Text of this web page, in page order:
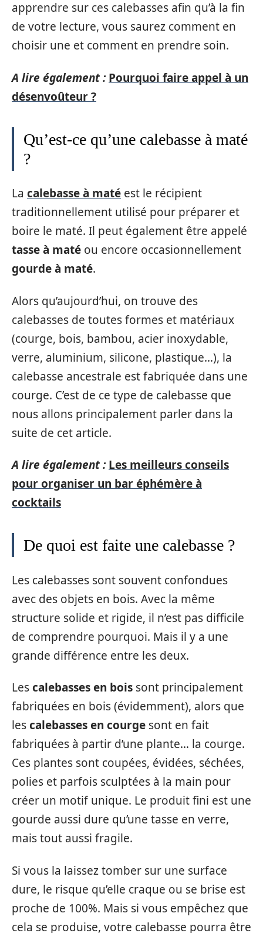
apprendre sur ces calebasses afin qu’à la fin
de votre lecture, vous saurez comment en
choisir une et comment en prendre soin.
A lire également : Pourquoi faire appel à un
désenvoûteur ?
Qu’est-ce qu’une calebasse à maté
?
La calebasse à maté est le récipient
traditionnellement utilisé pour préparer et
boire le maté. Il peut également être appelé
tasse à maté ou encore occasionnellement
gourde à maté.
Alors qu’aujourd’hui, on trouve des
calebasses de toutes formes et matériaux
(courge, bois, bambou, acier inoxydable,
verre, aluminium, silicone, plastique…), la
calebasse ancestrale est fabriquée dans une
courge. C’est de ce type de calebasse que
nous allons principalement parler dans la
suite de cet article.
A lire également : Les meilleurs conseils
pour organiser un bar éphémère à
cocktails
De quoi est faite une calebasse ?
Les calebasses sont souvent confondues
avec des objets en bois. Avec la même
structure solide et rigide, il n’est pas difficile
de comprendre pourquoi. Mais il y a une
grande différence entre les deux.
Lescalebasses en bois sont principalement
fabriquées en bois (évidemment), alors que
lescalebasses en courge sont en fait
fabriquées à partir d’une plante… la courge.
Ces plantes sont coupées, évidées, séchées,
polies et parfois sculptées à la main pour
créer un motif unique. Le produit fini est une
gourde aussi dure qu’une tasse en verre,
mais tout aussi fragile.
Si vous la laissez tomber sur une surface
dure, le risque qu’elle craque ou se brise est
proche de 100%. Mais si vous empêchez que
cela se produise, votre calebasse pourra être